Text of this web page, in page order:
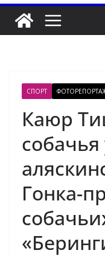
СПОРТ
Каюр
Гонка-